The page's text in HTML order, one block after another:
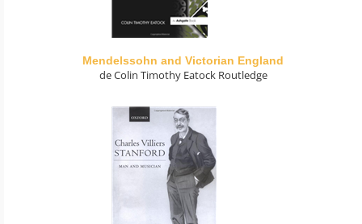
Mendelssohn and Victorian England
de Colin Timothy Eatock Routledge